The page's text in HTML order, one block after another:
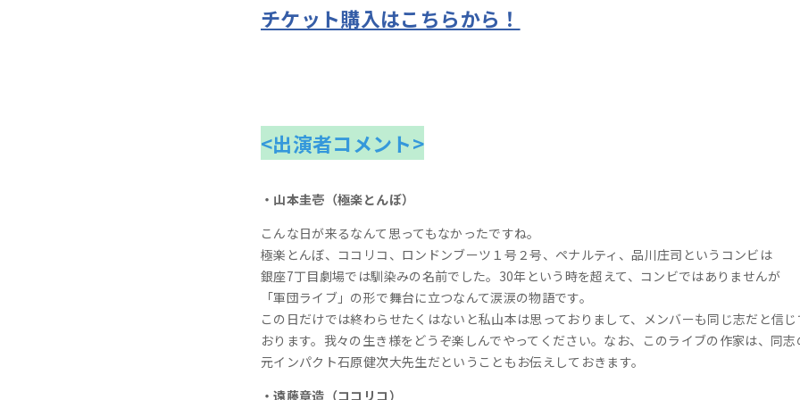
チケット購入はこちらから！
<出演者コメント>
・山本圭壱（極楽とんぼ）
こんな日が来るなんて思ってもなかったですね。
極楽とんぼ、ココリコ、ロンドンブーツ１号２号、ペナルティ、品川庄司というコンビは
銀座7丁目劇場では馴染みの名前でした。30年という時を超えて、コンビではありませんが
「軍団ライブ」の形で舞台に立つなんて涙涙の物語です。
この日だけでは終わらせたくはないと私山本は思っておりまして、メンバーも同じ志だと信
おります。我々の生き様をどうぞ楽しんでやってください。なお、このライブの作家は、同志
元インパクト石原健次大先生だということもお伝えしておきます。
・遠藤章造（ココリコ）